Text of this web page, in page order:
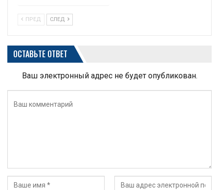
ПРЕД СЛЕД
ОСТАВЬТЕ ОТВЕТ
Ваш электронный адрес не будет опубликован.